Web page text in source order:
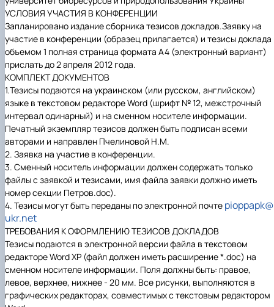
УСЛОВИЯ УЧАСТИЯ В КОНФЕРЕНЦИИ
Запланировано издание сборника тезисов докладов.Заявку на
участие в конференции (образец прилагается) и тезисы доклада
объемом 1 полная страница формата А4 (электронный вариант)
прислать до 2 апреля 2012 года.
КОМПЛЕКТ ДОКУМЕНТОВ
1.Тезисы подаются на украинском (или русском, английском)
языке в текстовом редакторе Word (шрифт № 12, межстрочный
интервал одинарный) и на сменном носителе информации.
Печатный экземпляр тезисов должен быть подписан всеми
авторами и направлен Пчелиновой Н.М.
2. Заявка на участие в конференции.
3. Сменный носитель информации должен содержать только
файлы с заявкой и тезисами, имя файла заявки должно иметь
номер секции Петров.doc).
4. Тезисы могут быть переданы по электронной почте pioppаpk@
ukr.net
ТРЕБОВАНИЯ К ОФОРМЛЕНИЮ ТЕЗИСОВ ДОКЛАДОВ
Тезисы подаются в электронной версии файла в текстовом
редакторе Word ХР (файл должен иметь расширение*.doc) на
сменном носителе информации. Поля должны быть: правое,
левое, верхнее, нижнее - 20 мм. Все рисунки, выполняются в
графических редакторах, совместимых с текстовым редактором